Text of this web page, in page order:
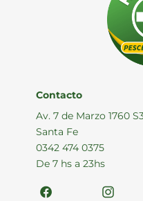
Contacto
Av. 7 de Marzo 1760
Santa Fe
0342 474 0375
De 7 hs a 23hs